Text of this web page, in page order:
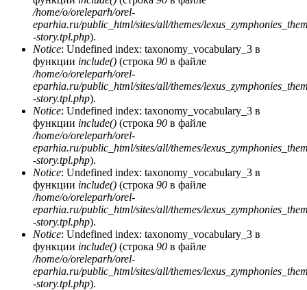
/home/o/oreleparh/orel-
eparhia.ru/public_html/sites/all/themes/
-story.tpl.php).
Notice: Undefined index: taxonomy_vocabulary_3 в
функции include() (строка 90 в файле
/home/o/oreleparh/orel-
eparhia.ru/public_html/sites/all/themes/
-story.tpl.php).
Notice: Undefined index: taxonomy_vocabulary_3 в
функции include() (строка 90 в файле
/home/o/oreleparh/orel-
eparhia.ru/public_html/sites/all/themes/
-story.tpl.php).
Notice: Undefined index: taxonomy_vocabulary_3 в
функции include() (строка 90 в файле
/home/o/oreleparh/orel-
eparhia.ru/public_html/sites/all/themes/
-story.tpl.php).
Notice: Undefined index: taxonomy_vocabulary_3 в
функции include() (строка 90 в файле
/home/o/oreleparh/orel-
eparhia.ru/public_html/sites/all/themes/
-story.tpl.php).